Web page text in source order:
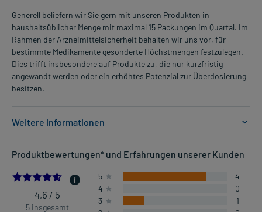
Generell beliefern wir Sie gern mit unseren Produkten in
haushaltsüblicher Menge mit maximal 15 Packungen im Quartal. Im
Rahmen der Arzneimittelsicherheit behalten wir uns vor, für
bestimmte Medikamente gesonderte Höchstmengen festzulegen.
Dies trifft insbesondere auf Produkte zu, die nur kurzfristig
angewandt werden oder ein erhöhtes Potenzial zur Überdosierung
besitzen.
Weitere Informationen
- Allergische Bindehautentzündung
Dosierung und Anwendungshinweise:
Kinder ab 4 Jahren und Erwachsene
Produktbewertungen* und Erfahrungen unserer Kunden
4.6
4,6 / 5
5 insgesamt
5
4
4
0
3
1